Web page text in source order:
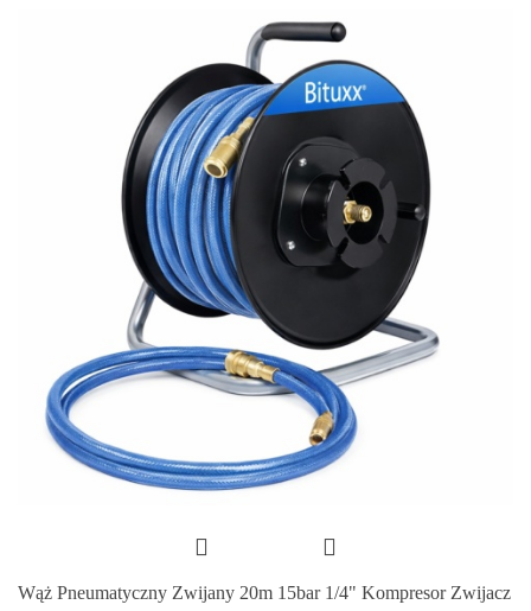
Wąż Pneumatyczny Zwijany 20m 15bar 1/4" Kompresor Zwijacz